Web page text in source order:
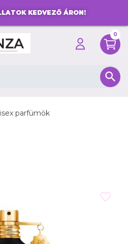
KEDVEZŐ ÁRON!
0
search
parfümök